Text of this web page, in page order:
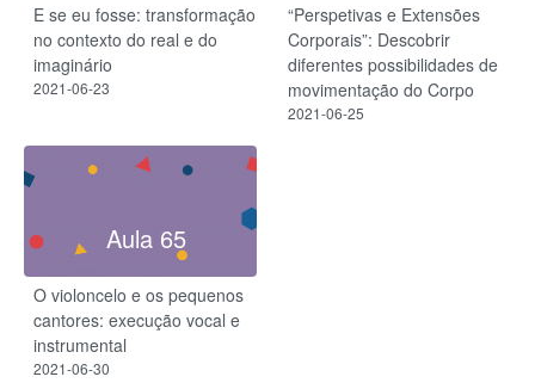
E se eu fosse: transformação
no contexto do real e do
imaginário
2021-06-23
“Perspetivas e Extensões
Corporais”: Descobrir
diferentes possibilidades de
movimentação do Corpo
2021-06-25
Aula 65
O violoncelo e os pequenos
cantores: execução vocal e
instrumental
2021-06-30